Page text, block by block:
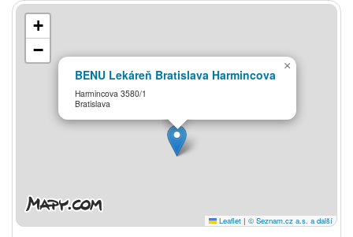
BENU Lekáreň Bratislava Harmincova
Harmincova 3580/1
Bratislava
×
+
−
Leaflet | © Seznam.cz a.s. a další